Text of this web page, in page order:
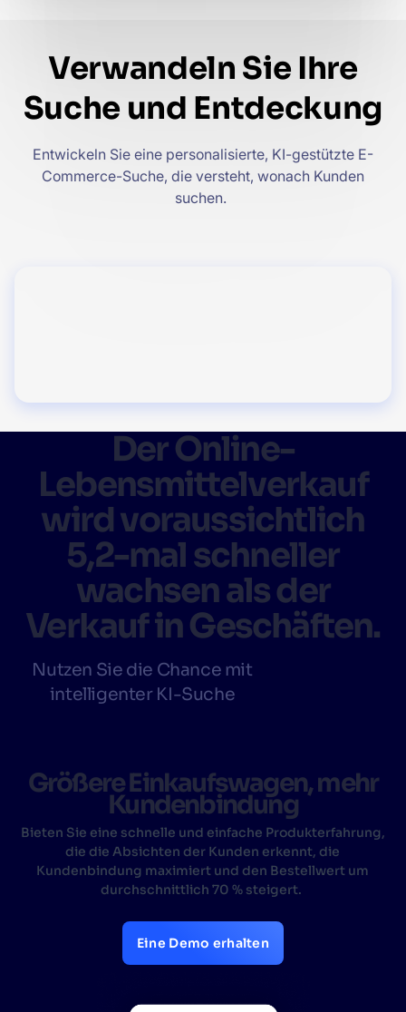
Verwandeln Sie Ihre
Suche und Entdeckung
Entwickeln Sie eine personalisierte, KI-gestützte E-
Commerce-Suche, die versteht, wonach Kunden
suchen.
Der Online-
Lebensmittelverkauf
wird voraussichtlich
5,2-mal schneller
wachsen als der
Verkauf in Geschäften.
Nutzen Sie die Chance mit
intelligenter KI-Suche
Größere Einkaufswagen, mehr
Kundenbindung
Bieten Sie eine schnelle und einfache Produkterfahrung,
die die Absichten der Kunden erkennt, die
Kundenbindung maximiert und den Bestellwert um
durchschnittlich 70 % steigert.
Eine Demo erhalten